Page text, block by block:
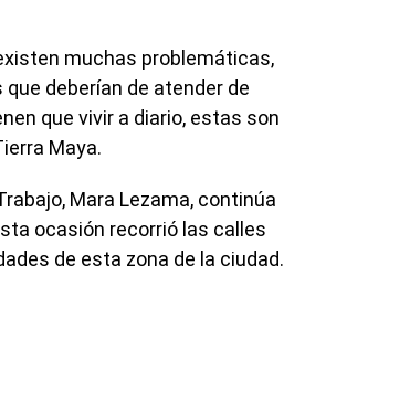
muchas problemáticas,
deberían de atender de
que vivir a diario, estas son
Maya.
Mara Lezama, continúa
ocasión recorrió las calles
de esta zona de la ciudad.